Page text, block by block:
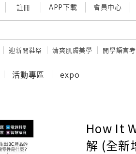
註冊 APP下載 會員中心
迎新開鞋祭 清爽肌膚美學 開學語言
活動專區 expo
How It
解 (全新